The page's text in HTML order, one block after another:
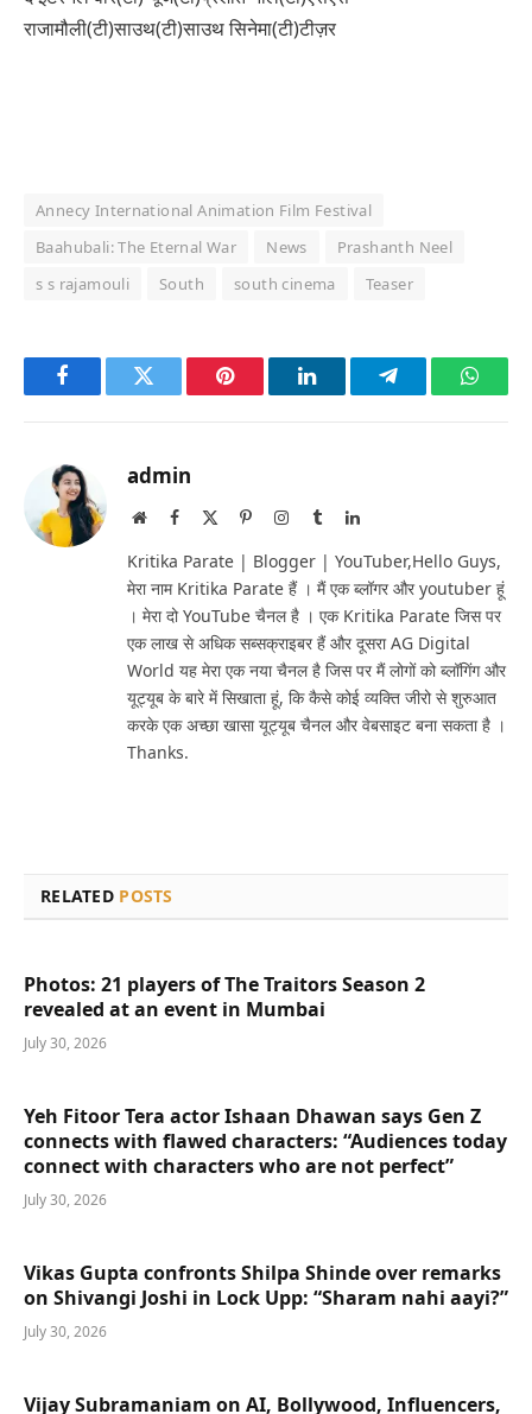
राजामौली(टी)साउथ(टी)साउथ सिनेमा(टी)टीज़र
Annecy International Animation Film Festival
Baahubali: The Eternal War
News
Prashanth Neel
s s rajamouli
South south cinema Teaser
FacebookTwitter Pinterest LinkedInTelegram
admin
WebsiteFacebook PinterestInstagram
TumblrLinkedIn
Kritika Parate | Blogger | YouTuber,Hello Guys,
मेरा नाम Kritika Parate हैं । मैं एक ब्लॉगर और youtuber हूं
। मेरा दो YouTube चैनल है । एक Kritika Parate जिस पर
एक लाख से अधिक सब्सक्राइबर हैं और दूसरा AG Digital
World यह मेरा एक नया चैनल है जिस पर मैं लोगों को ब्लॉगिंग और
यूट्यूब के बारे में सिखाता हूं, कि कैसे कोई व्यक्ति जीरो से शुरुआत
करके एक अच्छा खासा यूट्यूब चैनल और वेबसाइट बना सकता है ।
Thanks.
RELATED POSTS
Photos: 21 players of The Traitors Season 2
revealed at an event in Mumbai
July 30, 2026
Yeh Fitoor Tera actor Ishaan Dhawan says Gen Z
connects with flawed characters: “Audiences today
connect with characters who are not perfect”
July 30, 2026
Vikas Gupta confronts Shilpa Shinde over remarks
on Shivangi Joshi in Lock Upp: “Sharam nahi aayi?”
July 30, 2026
Vijay Subramaniam on AI, Bollywood, Influencers,